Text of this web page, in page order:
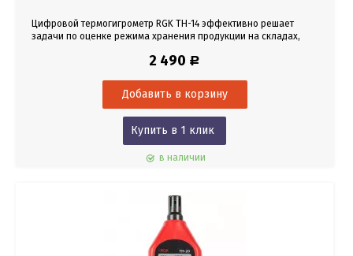
Цифровой термогигрометр RGK TH-14 эффективно решает
задачи по оценке режима хранения продукции на складах,
2 490 Р
Купить в 1 клик
в наличии